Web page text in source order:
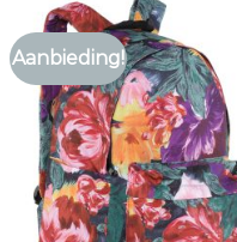
Aanbieding!